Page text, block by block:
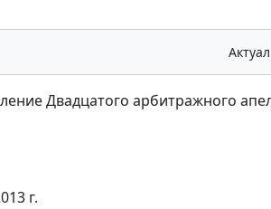
Двадцатого арбитражного
г.